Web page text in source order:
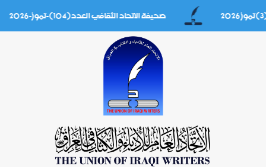
صحيفة الاتحاد الثقافي العدد(104)-تموز-2026